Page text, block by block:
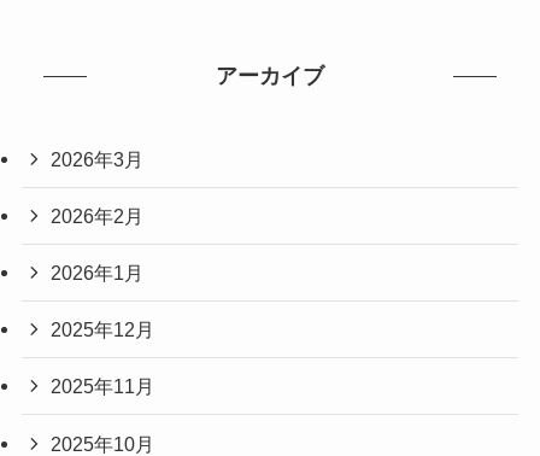
アーカイブ
2026年3月
2026年2月
2026年1月
2025年12月
2025年11月
2025年10月